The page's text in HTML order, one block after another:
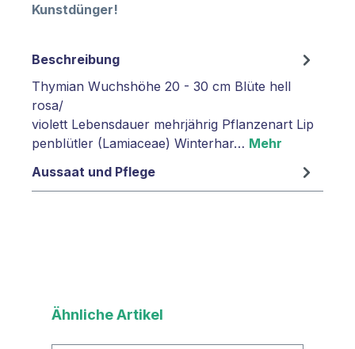
Kunstdünger!
Beschreibung
Thymian Wuchshöhe 20 - 30 cm Blüte hell
rosa/
violett Lebensdauer mehrjährig Pflanzenart Lip
penblütler (Lamiaceae) Winterhar… Mehr
Aussaat und Pflege
Produktgalerie überspringen
Ähnliche Artikel